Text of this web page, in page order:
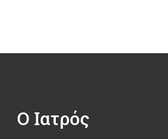
Ο Ιατρός